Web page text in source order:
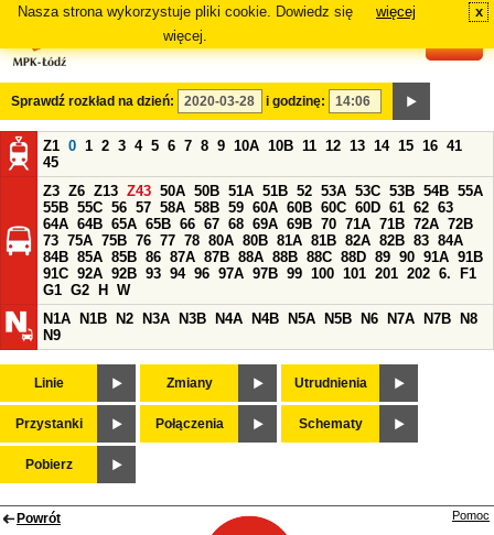
Nasza strona wykorzystuje pliki cookie. Dowiedz się
więcej.
więcej x
Sprawdź rozkład na dzień: i godzinę:
Z1 0 1 2 3 4 5 6 7 8 9 10A 10B 11 12 13 14 15 16 41
45
Z3 Z6 Z13 Z43 50A 50B 51A 51B 52 53A 53C 53B 54B 55A
55B 55C 56 57 58A 58B 59 60A 60B 60C 60D 61 62 63
64A 64B 65A 65B 66 67 68 69A 69B 70 71A 71B 72A 72B
73 75A 75B 76 77 78 80A 80B 81A 81B 82A 82B 83 84A
84B 85A 85B 86 87A 87B 88A 88B 88C 88D 89 90 91A 91B
91C 92A 92B 93 94 96 97A 97B 99 100 101 201 202 6.
F1
G1 G2 H
W
N1A
N1B N2 N3A N3B N4A N4B N5A N5B N6 N7A N7B
N8
N9
Linie Zmiany Utrudnienia
Przystanki Połączenia Schematy
Pobierz
Powrót Pomoc